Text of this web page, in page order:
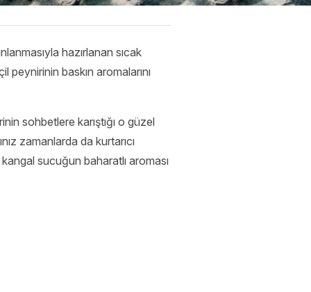
hazırlanan sıcak
peynirinin baskın aromalarını
sohbetlere karıştığı o güzel
zamanlarda da kurtarıcı
sucuğun baharatlı aroması